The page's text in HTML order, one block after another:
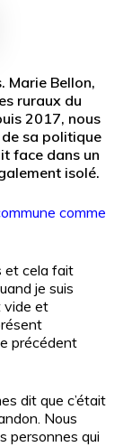
Marie Bellon,
ruraux du
2017, nous
sa politique
face dans un
isolé.
comme
et cela fait
je suis
vide et
précédent
dit que c’était
Nous
personnes qui